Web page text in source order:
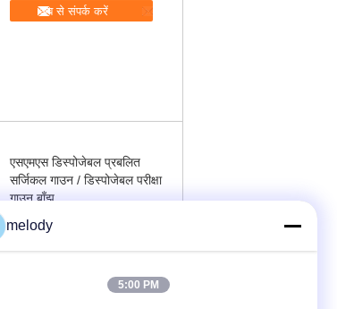
अब से संपर्क करें
एसएमएस डिस्पोजेबल प्रबलित
सर्जिकल गाउन / डिस्पोजेबल परीक्षा
गाउन बाँझ
अब से संपर्क करें
melody
5:00 PM